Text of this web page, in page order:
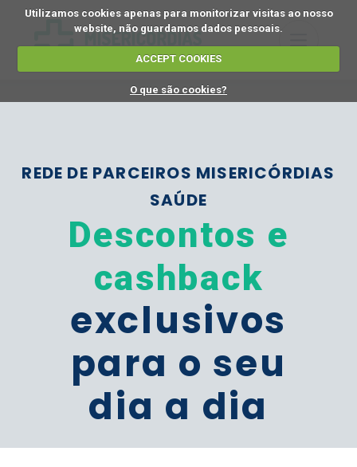
Utilizamos cookies apenas para monitorizar visitas ao nosso
website, não guardamos dados pessoais.
ACCEPT COOKIES
O que são cookies?
REDE DE PARCEIROS MISERICÓRDIAS
SAÚDE
Descontos e
cashback
exclusivos
para o seu
dia a dia